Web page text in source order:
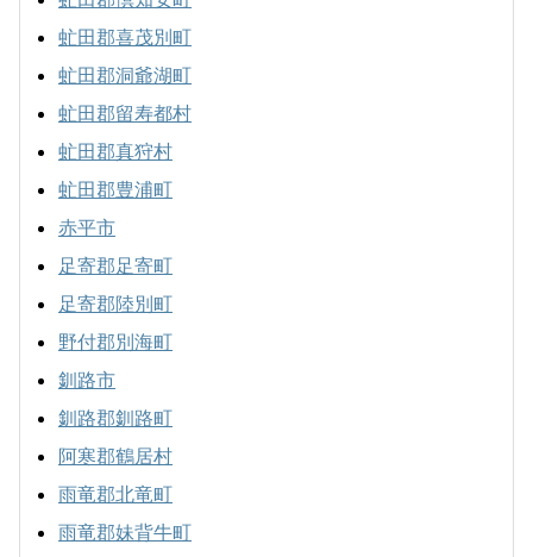
虻田郡喜茂別町
虻田郡洞爺湖町
虻田郡留寿都村
虻田郡真狩村
虻田郡豊浦町
赤平市
足寄郡足寄町
足寄郡陸別町
野付郡別海町
釧路市
釧路郡釧路町
阿寒郡鶴居村
雨竜郡北竜町
雨竜郡妹背牛町